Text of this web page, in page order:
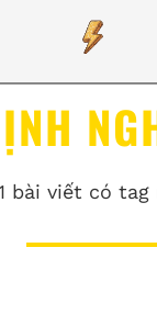
bài viết có tag